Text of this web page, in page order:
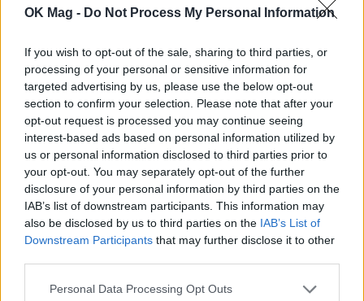
OK Mag - Do Not Process My Personal Information
If you wish to opt-out of the sale, sharing to third parties, or
processing of your personal or sensitive information for
targeted advertising by us, please use the below opt-out
section to confirm your selection. Please note that after your
opt-out request is processed you may continue seeing
interest-based ads based on personal information utilized by
us or personal information disclosed to third parties prior to
your opt-out. You may separately opt-out of the further
disclosure of your personal information by third parties on the
IAB’s list of downstream participants. This information may
also be disclosed by us to third parties on the IAB’s List of
Downstream Participants that may further disclose it to other
Personal Data Processing Opt Outs
καλύτερο τον Αύγουστο
Κώστας Σαμαράς: Η συγκινητική ανάρτηση